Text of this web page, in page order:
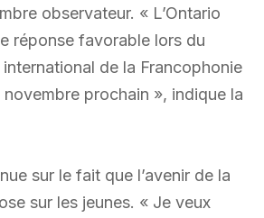
observateur. « L’Ontario
réponse favorable lors du
de la Francophonie
prochain », indique la
sur le fait que l’avenir de la
sur les jeunes. « Je veux